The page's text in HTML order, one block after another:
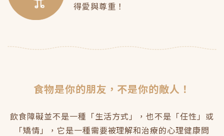
得愛與尊重！
食物是你的朋友，不是你的敵人！
飲食障礙並不是一種「生活方式」，也不是「任性」或
「矯情」，它是一種需要被理解和治療的心理健康問